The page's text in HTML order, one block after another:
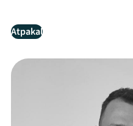
Atpakaļ